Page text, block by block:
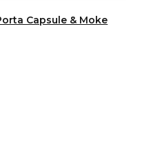
Capsule & Moke